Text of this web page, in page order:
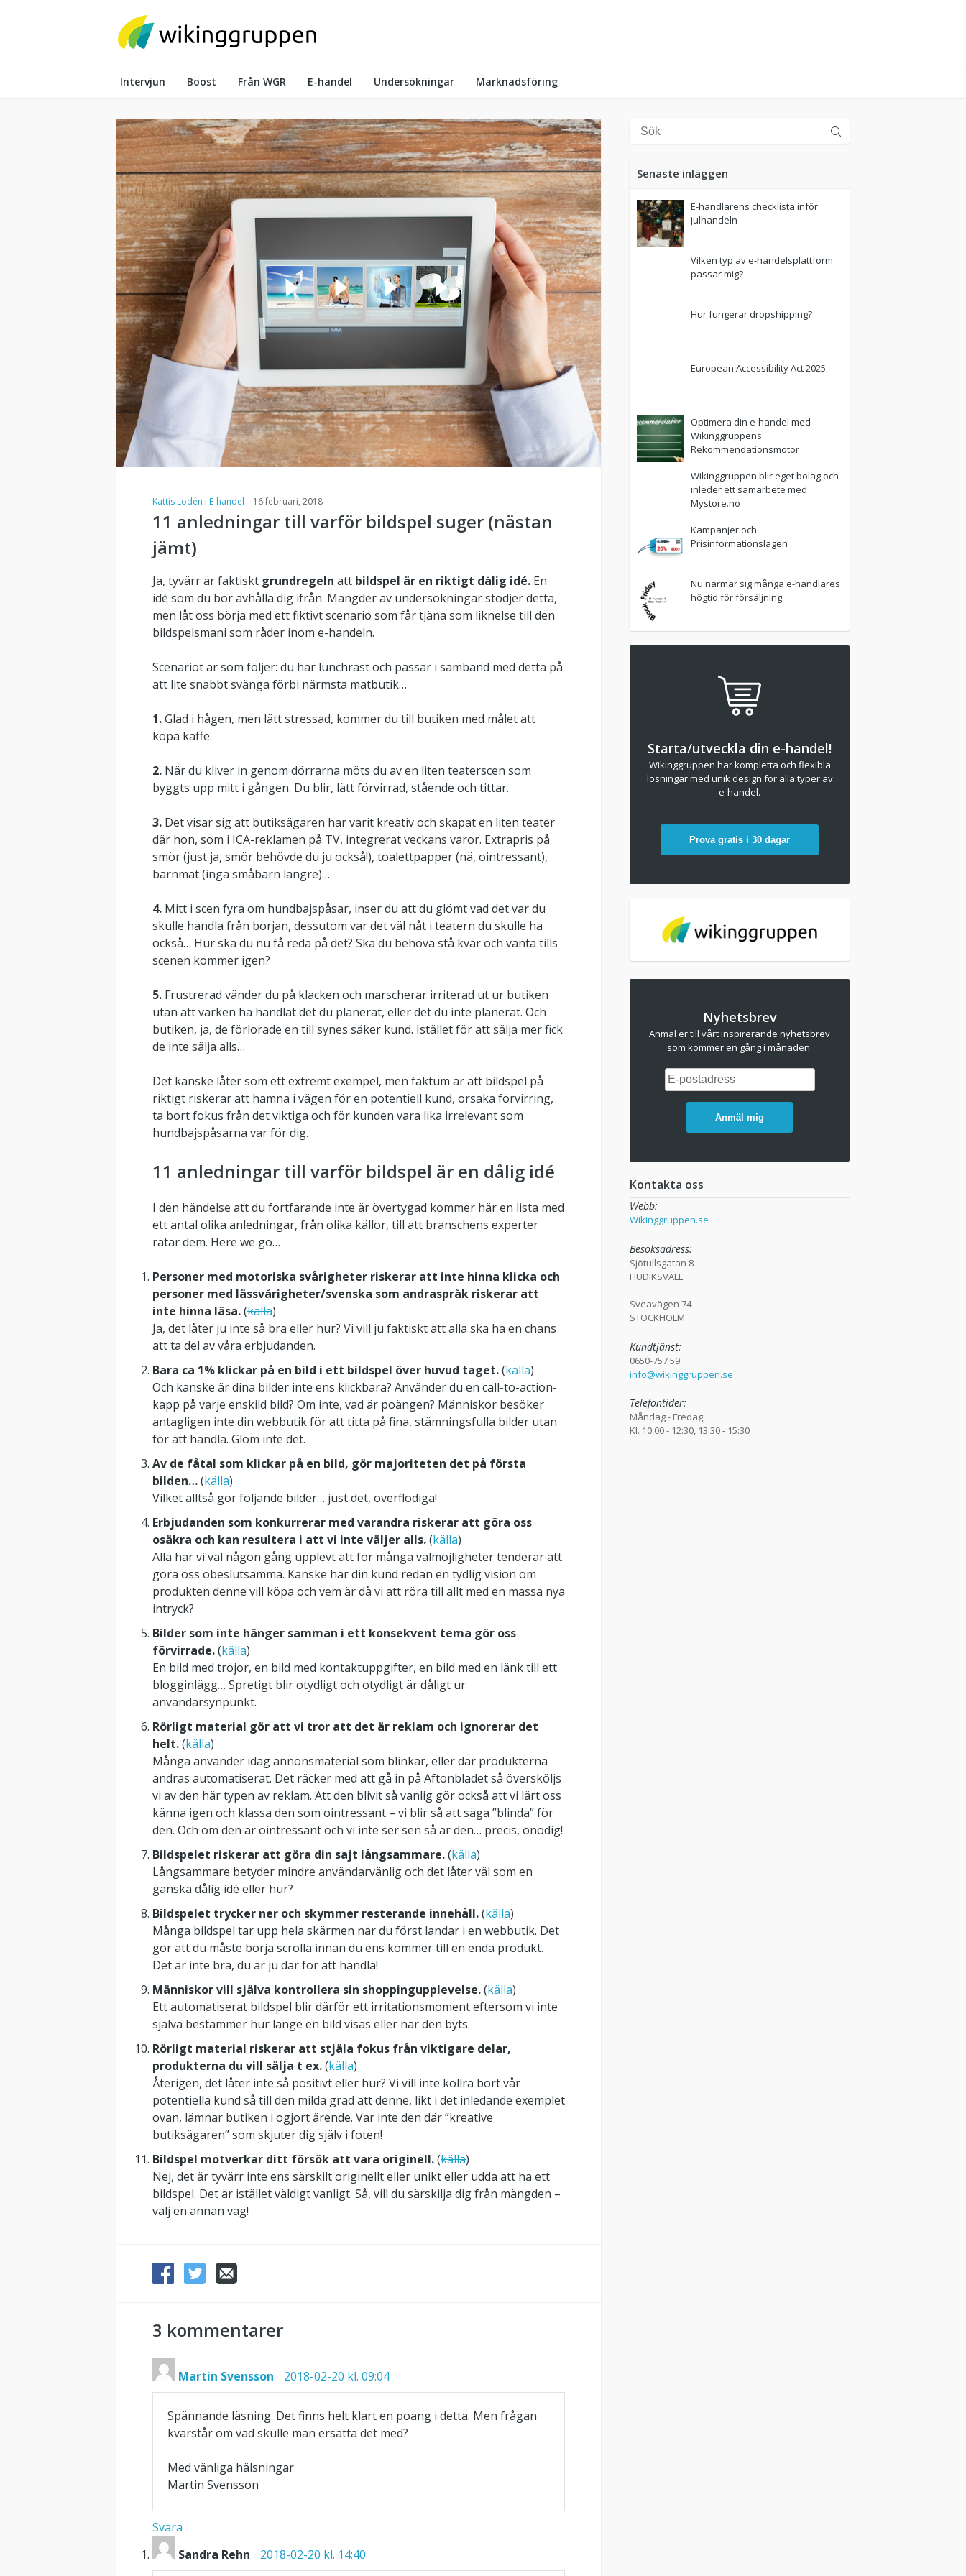
Intervjun Boost Från WGR E-handel Undersökningar Marknadsföring
Kattis Lodén i E-handel – 16 februari, 2018
11 anledningar till varför bildspel suger (nästan
jämt)
Ja, tyvärr är faktiskt grundregeln att bildspel är en riktigt dålig idé. En
idé som du bör avhålla dig ifrån. Mängder av undersökningar stödjer detta,
men låt oss börja med ett fiktivt scenario som får tjäna som liknelse till den
bildspelsmani som råder inom e-handeln.
Scenariot är som följer: du har lunchrast och passar i samband med detta på
att lite snabbt svänga förbi närmsta matbutik…
1.Glad i hågen, men lätt stressad, kommer du till butiken med målet att
köpa kaffe.
2. När du kliver in genom dörrarna möts du av en liten teaterscen som
byggts upp mitt i gången. Du blir, lätt förvirrad, stående och tittar.
3. Det visar sig att butiksägaren har varit kreativ och skapat en liten teater
där hon, som i ICA-reklamen på TV, integrerat veckans varor. Extrapris på
smör (just ja, smör behövde du ju också!), toalettpapper (nä, ointressant),
barnmat (inga småbarn längre)…
4. Mitt i scen fyra om hundbajspåsar, inser du att du glömt vad det var du
skulle handla från början, dessutom var det väl nåt i teatern du skulle ha
också… Hur ska du nu få reda på det? Ska du behöva stå kvar och vänta tills
scenen kommer igen?
5. Frustrerad vänder du på klacken och marscherar irriterad ut ur butiken
utan att varken ha handlat det du planerat, eller det du inte planerat. Och
butiken, ja, de förlorade en till synes säker kund. Istället för att sälja mer fick
de inte sälja alls…
Det kanske låter som ett extremt exempel, men faktum är att bildspel på
riktigt riskerar att hamna i vägen för en potentiell kund, orsaka förvirring,
ta bort fokus från det viktiga och för kunden vara lika irrelevant som
hundbajspåsarna var för dig.
11 anledningar till varför bildspel är en dålig idé
I den händelse att du fortfarande inte är övertygad kommer här en lista med
ett antal olika anledningar, från olika källor, till att branschens experter
ratar dem. Here we go…
Personer med motoriska svårigheter riskerar att inte hinna klicka och
personer med lässvårigheter/svenska som andraspråk riskerar att
inte hinna läsa.(källa)
Ja, det låter ju inte så bra eller hur? Vi vill ju faktiskt att alla ska ha en chans
att ta del av våra erbjudanden.
Bara ca 1% klickar på en bild i ett bildspel över huvud taget.(källa)
Och kanske är dina bilder inte ens klickbara? Använder du en call-to-action-
kapp på varje enskild bild? Om inte, vad är poängen? Människor besöker
antagligen inte din webbutik för att titta på fina, stämningsfulla bilder utan
för att handla. Glöm inte det.
Av de fåtal som klickar på en bild, gör majoriteten det på första
bilden…(källa)
Vilket alltså gör följande bilder… just det, överflödiga!
Erbjudanden som konkurrerar med varandra riskerar att göra oss
osäkra och kan resultera i att vi inte väljer alls.(källa)
Alla har vi väl någon gång upplevt att för många valmöjligheter tenderar att
göra oss obeslutsamma. Kanske har din kund redan en tydlig vision om
produkten denne vill köpa och vem är då vi att röra till allt med en massa nya
intryck?
Bilder som inte hänger samman i ett konsekvent tema gör oss
förvirrade.(källa)
En bild med tröjor, en bild med kontaktuppgifter, en bild med en länk till ett
blogginlägg… Spretigt blir otydligt och otydligt är dåligt ur
användarsynpunkt.
Rörligt material gör att vi tror att det är reklam och ignorerar det
helt.(källa)
Många använder idag annonsmaterial som blinkar, eller där produkterna
ändras automatiserat. Det räcker med att gå in på Aftonbladet så översköljs
vi av den här typen av reklam. Att den blivit så vanlig gör också att vi lärt oss
känna igen och klassa den som ointressant – vi blir så att säga ”blinda” för
den. Och om den är ointressant och vi inte ser sen så är den… precis, onödig!
Bildspelet riskerar att göra din sajt långsammare.(källa)
Långsammare betyder mindre användarvänlig och det låter väl som en
ganska dålig idé eller hur?
Bildspelet trycker ner och skymmer resterande innehåll.(källa)
Många bildspel tar upp hela skärmen när du först landar i en webbutik. Det
gör att du måste börja scrolla innan du ens kommer till en enda produkt.
Det är inte bra, du är ju där för att handla!
Människor vill själva kontrollera sin shoppingupplevelse.(källa)
Ett automatiserat bildspel blir därför ett irritationsmoment eftersom vi inte
själva bestämmer hur länge en bild visas eller när den byts.
Rörligt material riskerar att stjäla fokus från viktigare delar,
produkterna du vill sälja t ex.(källa)
Återigen, det låter inte så positivt eller hur? Vi vill inte kollra bort vår
potentiella kund så till den milda grad att denne, likt i det inledande exemplet
ovan, lämnar butiken i ogjort ärende. Var inte den där ”kreative
butiksägaren” som skjuter dig själv i foten!
Bildspel motverkar ditt försök att vara originell.(källa)
Nej, det är tyvärr inte ens särskilt originellt eller unikt eller udda att ha ett
bildspel. Det är istället väldigt vanligt. Så, vill du särskilja dig från mängden –
välj en annan väg!
3 kommentarer
Martin Svensson 2018-02-20 kl. 09:04
Spännande läsning. Det finns helt klart en poäng i detta. Men frågan
kvarstår om vad skulle man ersätta det med?
Med vänliga hälsningar
Martin Svensson
Svara
Sandra Rehn
2018-02-20 kl. 14:40
Senaste inläggen
E-handlarens checklista inför
julhandeln
Vilken typ av e-handelsplattform
passar mig?
Hur fungerar dropshipping?
European Accessibility Act 2025
Optimera din e-handel med
Wikinggruppens
Rekommendationsmotor
Wikinggruppen blir eget bolag och
inleder ett samarbete med
Mystore.no
Kampanjer och
Prisinformationslagen
Nu närmar sig många e-handlares
högtid för försäljning
Starta/utveckla din e-handel!
Wikinggruppen har kompletta och flexibla
lösningar med unik design för alla typer av
e-handel.
Prova gratis i 30 dagar
Nyhetsbrev
Anmäl er till vårt inspirerande nyhetsbrev
som kommer en gång i månaden.
Anmäl mig
Kontakta oss
Webb:
Wikinggruppen.se
Besöksadress:
Sjötullsgatan 8
HUDIKSVALL
Sveavägen 74
STOCKHOLM
Kundtjänst:
0650-757 59
info@wikinggruppen.se
Telefontider:
Måndag - Fredag
Kl. 10:00 - 12:30, 13:30 - 15:30